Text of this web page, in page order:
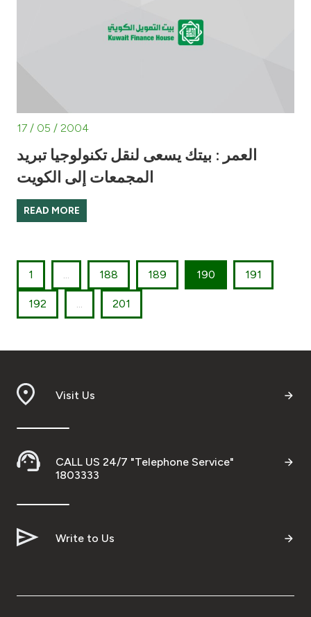
17 / 05 / 2004
العمر : بيتك يسعى لنقل تكنولوجيا تبريد
المجمعات إلى الكويت
READ MORE
1 ... 188 189 190 191
192 ... 201
Visit Us
CALL US 24/7 "Telephone Service"
1803333
Write to Us